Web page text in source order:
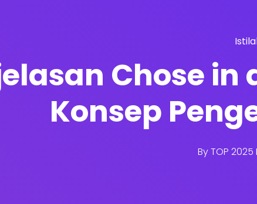
Chose
Konsep
ByTOP 2025